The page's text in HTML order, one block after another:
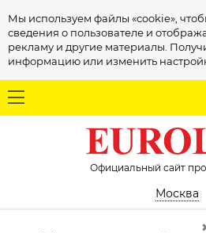
Мы используем файлы «cookie»,
сведения о пользователе и
рекламу и другие материалы.
информацию или изменить
Официальный сайт
Москва